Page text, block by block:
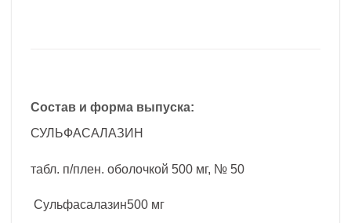
Состав и форма выпуска:
СУЛЬФАСАЛАЗИН
табл. п/плен. оболочкой 500 мг, № 50
Сульфасалазин500 мг